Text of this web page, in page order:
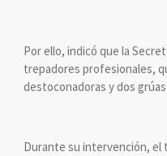
Por ello, indicó que la
trepadores profesionales,
destoconadoras y dos
Durante su intervención, el